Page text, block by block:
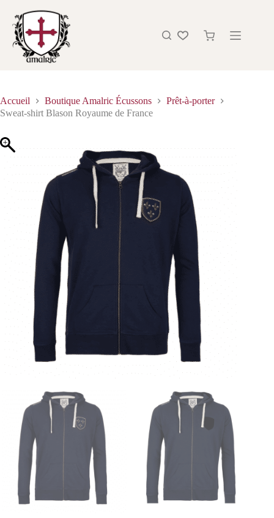
Accueil Boutique Amalric Écussons
Prêt-à-porter
Sweat-shirt Blason Royaume de France